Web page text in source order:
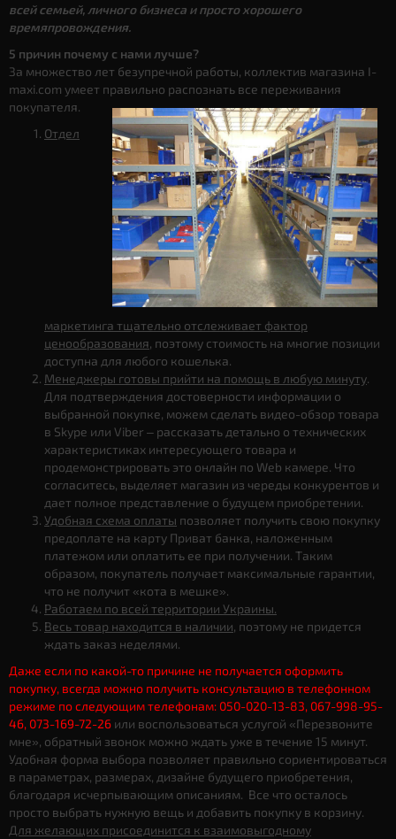
всей семьей, личного бизнеса и просто хорошего
времяпровождения.
5 причин почему с нами лучше?
За множество лет безупречной работы, коллектив магазина I-
maxi.com умеет правильно распознать все переживания
покупателя.
Отдел
маркетинга тщательно отслеживает фактор
ценообразования, поэтому стоимость на многие позиции
доступна для любого кошелька.
Менеджеры готовы прийти на помощь в любую минуту.
Для подтверждения достоверности информации о
выбранной покупке, можем сделать видео-обзор товара
в Skype или Viber – рассказать детально о технических
характеристиках интересующего товара и
продемонстрировать это онлайн по Web камере. Что
согласитесь, выделяет магазин из череды конкурентов и
дает полное представление о будущем приобретении.
Удобная схема оплаты позволяет получить свою покупку
предоплате на карту Приват банка, наложенным
платежом или оплатить ее при получении. Таким
образом, покупатель получает максимальные гарантии,
что не получит «кота в мешке».
Работаем по всей территории Украины.
Весь товар находится в наличии, поэтому не придется
ждать заказ неделями.
Даже если по какой-то причине не получается оформить
покупку, всегда можно получить консультацию в телефонном
режиме по следующим телефонам: 050-020-13-83, 067-998-95-
46, 073-169-72-26 или воспользоваться услугой «Перезвоните
мне», обратный звонок можно ждать уже в течение 15 минут.
Удобная форма выбора позволяет правильно сориентироваться
в параметрах, размерах, дизайне будущего приобретения,
благодаря исчерпывающим описаниям. Все что осталось
просто выбрать нужную вещь и добавить покупку в корзину.
Для желающих присоединится к взаимовыгодному